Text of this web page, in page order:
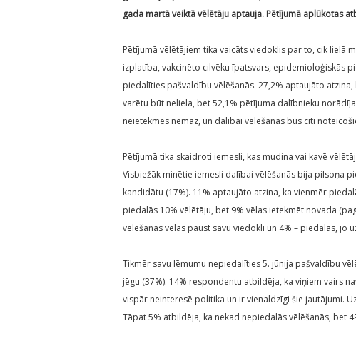
gada martā veiktā vēlētāju aptauja. Pētījumā aplūkotas
Pētījumā vēlētājiem tika vaicāts viedoklis par to, cik lielā
izplatība, vakcinēto cilvēku īpatsvars, epidemioloģiskās
piedalīties pašvaldību vēlēšanās. 27,2% aptaujāto
varētu būt neliela, bet 52,1% pētījuma dalībnieku
neietekmēs nemaz, un dalībai vēlēšanās būs citi
Pētījumā tika skaidroti iemesli, kas mudina vai kavē
Visbiežāk minētie iemesli dalībai vēlēšanās bija pilsoņa
kandidātu (17%). 11% aptaujāto atzina, ka vienmēr
piedalās 10% vēlētāju, bet 9% vēlas ietekmēt novada
vēlēšanās vēlas paust savu viedokli un 4% – piedalās, jo
Tikmēr savu lēmumu nepiedalīties 5. jūnija pašvaldību
jēgu (37%). 14% respondentu atbildēja, ka viņiem vairs
vispār neinteresē politika un ir vienaldzīgi šie jautājumi.
Tāpat 5% atbildēja, ka nekad nepiedalās vēlēšanās, bet